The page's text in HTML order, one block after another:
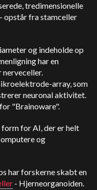
tredimensionelle
opstår fra stamceller
og indeholde op
har en
nerveceller.
array, som
neuronal aktivitet.
"Brainoware".
form for AI, der er helt
og
har forskerne skabt en
- Hjerneorganoiden.